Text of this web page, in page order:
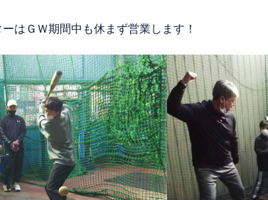
はＧＷ期間中も休まず営業します！